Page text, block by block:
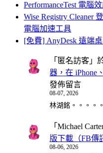
PerformanceTest 電腦
Wise Registry Cleaner
電腦加速工具
[免費] AnyDesk 遠端
「 匿名訪客 」
器，在 iPhone
發佈留言
08-07, 2026
林湖銘。。。。。
「 Michael
版下載（FB傳
08-06, 2026